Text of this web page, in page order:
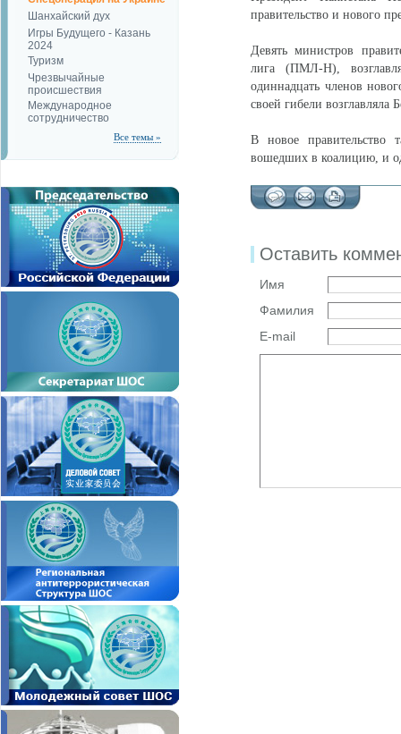
Шанхайский дух
Игры Будущего - Казань
2024
Туризм
Чрезвычайные
происшествия
Международное
сотрудничество
Все темы »
правительство и нового
Девять министров
лига (ПМЛ-Н),
одиннадцать членов
своей гибели возглавляла
В новое правительство
вошедших в коалицию, и
Оставить
Имя
Фамилия
E-mail